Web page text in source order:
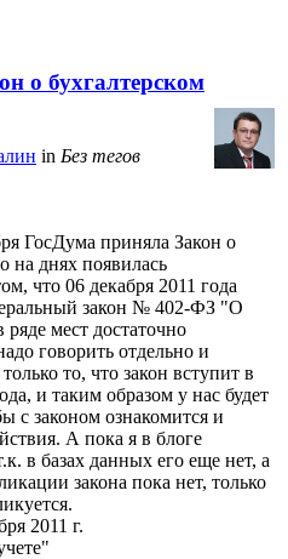
о бухгалтерском
in Без тегов
ГосДума приняла Закон о
на днях появилась
что 06 декабря 2011 года
закон № 402-ФЗ "О
ряде мест достаточно
говорить отдельно и
то, что закон вступит в
и таким образом у нас будет
с законом ознакомится и
А пока я в блоге
в базах данных его еще нет, а
закона пока нет, только
2011 г.